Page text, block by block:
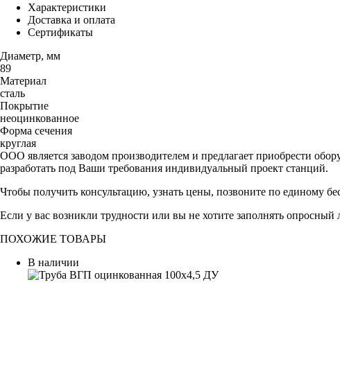
Характеристики
Доставка и оплата
Сертификаты
Диаметр, мм
89
Материал
сталь
Покрытие
неоцинкованное
Форма сечения
круглая
ООО является заводом производителем и предлагает приобрести
разработать под Ваши требования индивидуальный проект станций.
Чтобы получить консультацию, узнать цены, позвоните по единому
Если у вас возникли трудности или вы не хотите заполнять
ПОХОЖИЕ ТОВАРЫ
В наличии